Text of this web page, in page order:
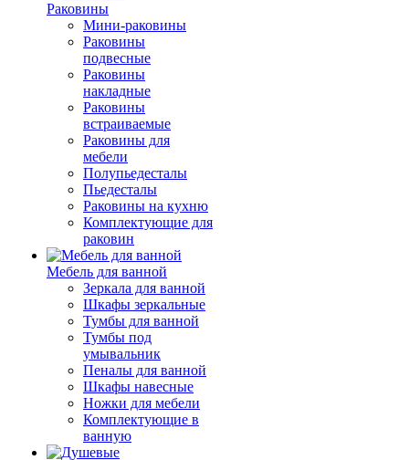
Раковины
Мини-раковины
Раковины
подвесные
Раковины
накладные
Раковины
встраиваемые
Раковины для
мебели
Полупьедесталы
Пьедесталы
Раковины на кухню
Комплектующие для
раковин
Мебель для ванной
Зеркала для ванной
Шкафы зеркальные
Тумбы для ванной
Тумбы под
умывальник
Пеналы для ванной
Шкафы навесные
Ножки для мебели
Комплектующие в
ванную